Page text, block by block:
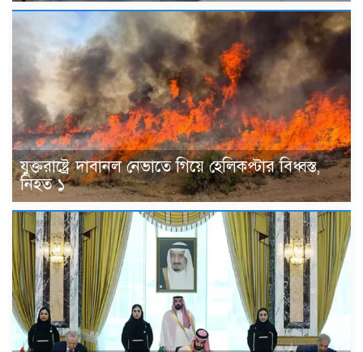
যুক্তরাষ্ট্রে দাবানল নেভাতে গিয়ে হেলিকপ্টার বিধ্বস্ত,
নিহত ১